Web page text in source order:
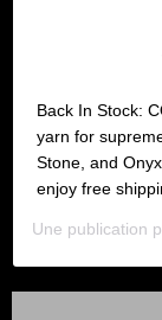
Back In Stock:
yarn for
Stone, and
enjoy free
Une publication